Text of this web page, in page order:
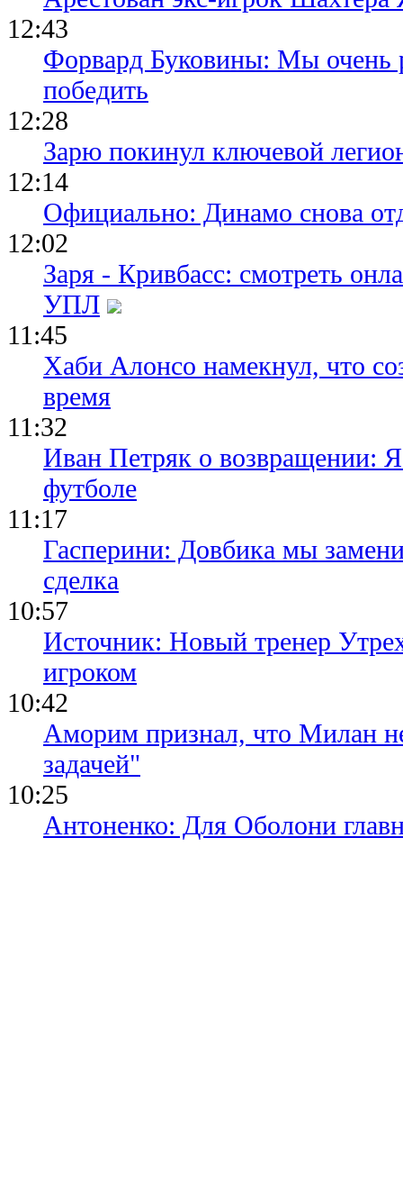
12:43
Форвард Буковины: Мы очень
победить
12:28
Зарю покинул ключевой
12:14
Официально: Динамо снова
12:02
Заря - Кривбасс: смотреть
УПЛ
11:45
Хаби Алонсо намекнул, что
время
11:32
Иван Петряк о возвращении:
футболе
11:17
Гасперини: Довбика мы
сделка
10:57
Источник: Новый тренер
игроком
10:42
Аморим признал, что Милан
задачей"
10:25
Антоненко: Для Оболони